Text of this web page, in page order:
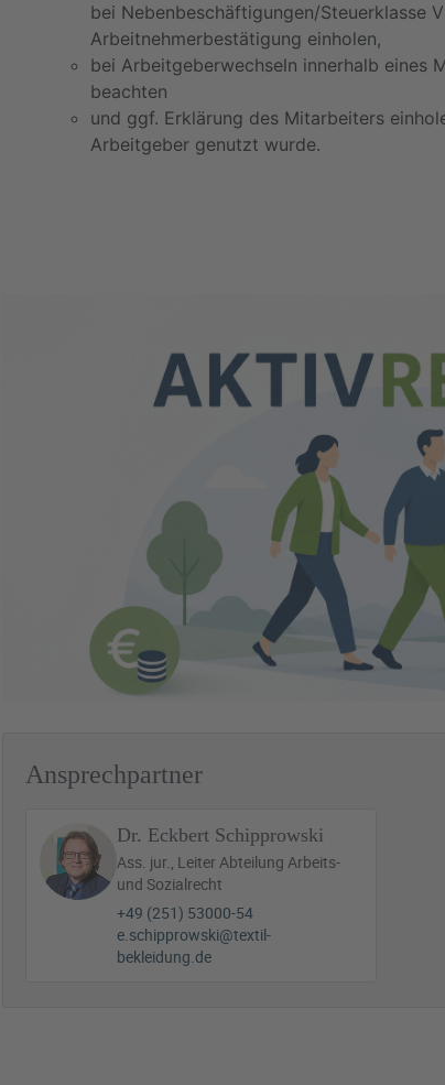
bei Nebenbeschäftigungen/Steuerklasse
Arbeitnehmerbestätigung einholen,
bei Arbeitgeberwechseln innerhalb eines
beachten
und ggf. Erklärung des Mitarbeiters
Arbeitgeber genutzt wurde.
Ansprechpartner
Dr. Eckbert Schipprowski
Ass. jur., Leiter Abteilung Arbeits-
und Sozialrecht
+49 (251) 53000-54
e.schipprowski@textil-
bekleidung.de